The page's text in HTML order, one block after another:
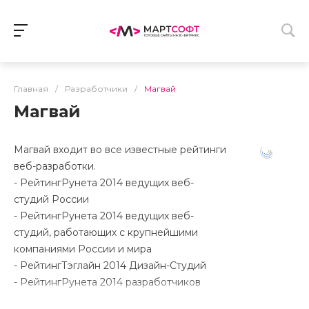
Главная / Разработчики / Магвай
Магвай
Магвай входит во все известные рейтинги
веб-разработки.
- РейтингРунета 2014 ведущих веб-
студий России
- РейтингРунета 2014 ведущих веб-
студий, работающих с крупнейшими
компаниями России и мира
- РейтингТэглайн 2014 Дизайн-Студий
- РейтингРунета 2014 разработчиков